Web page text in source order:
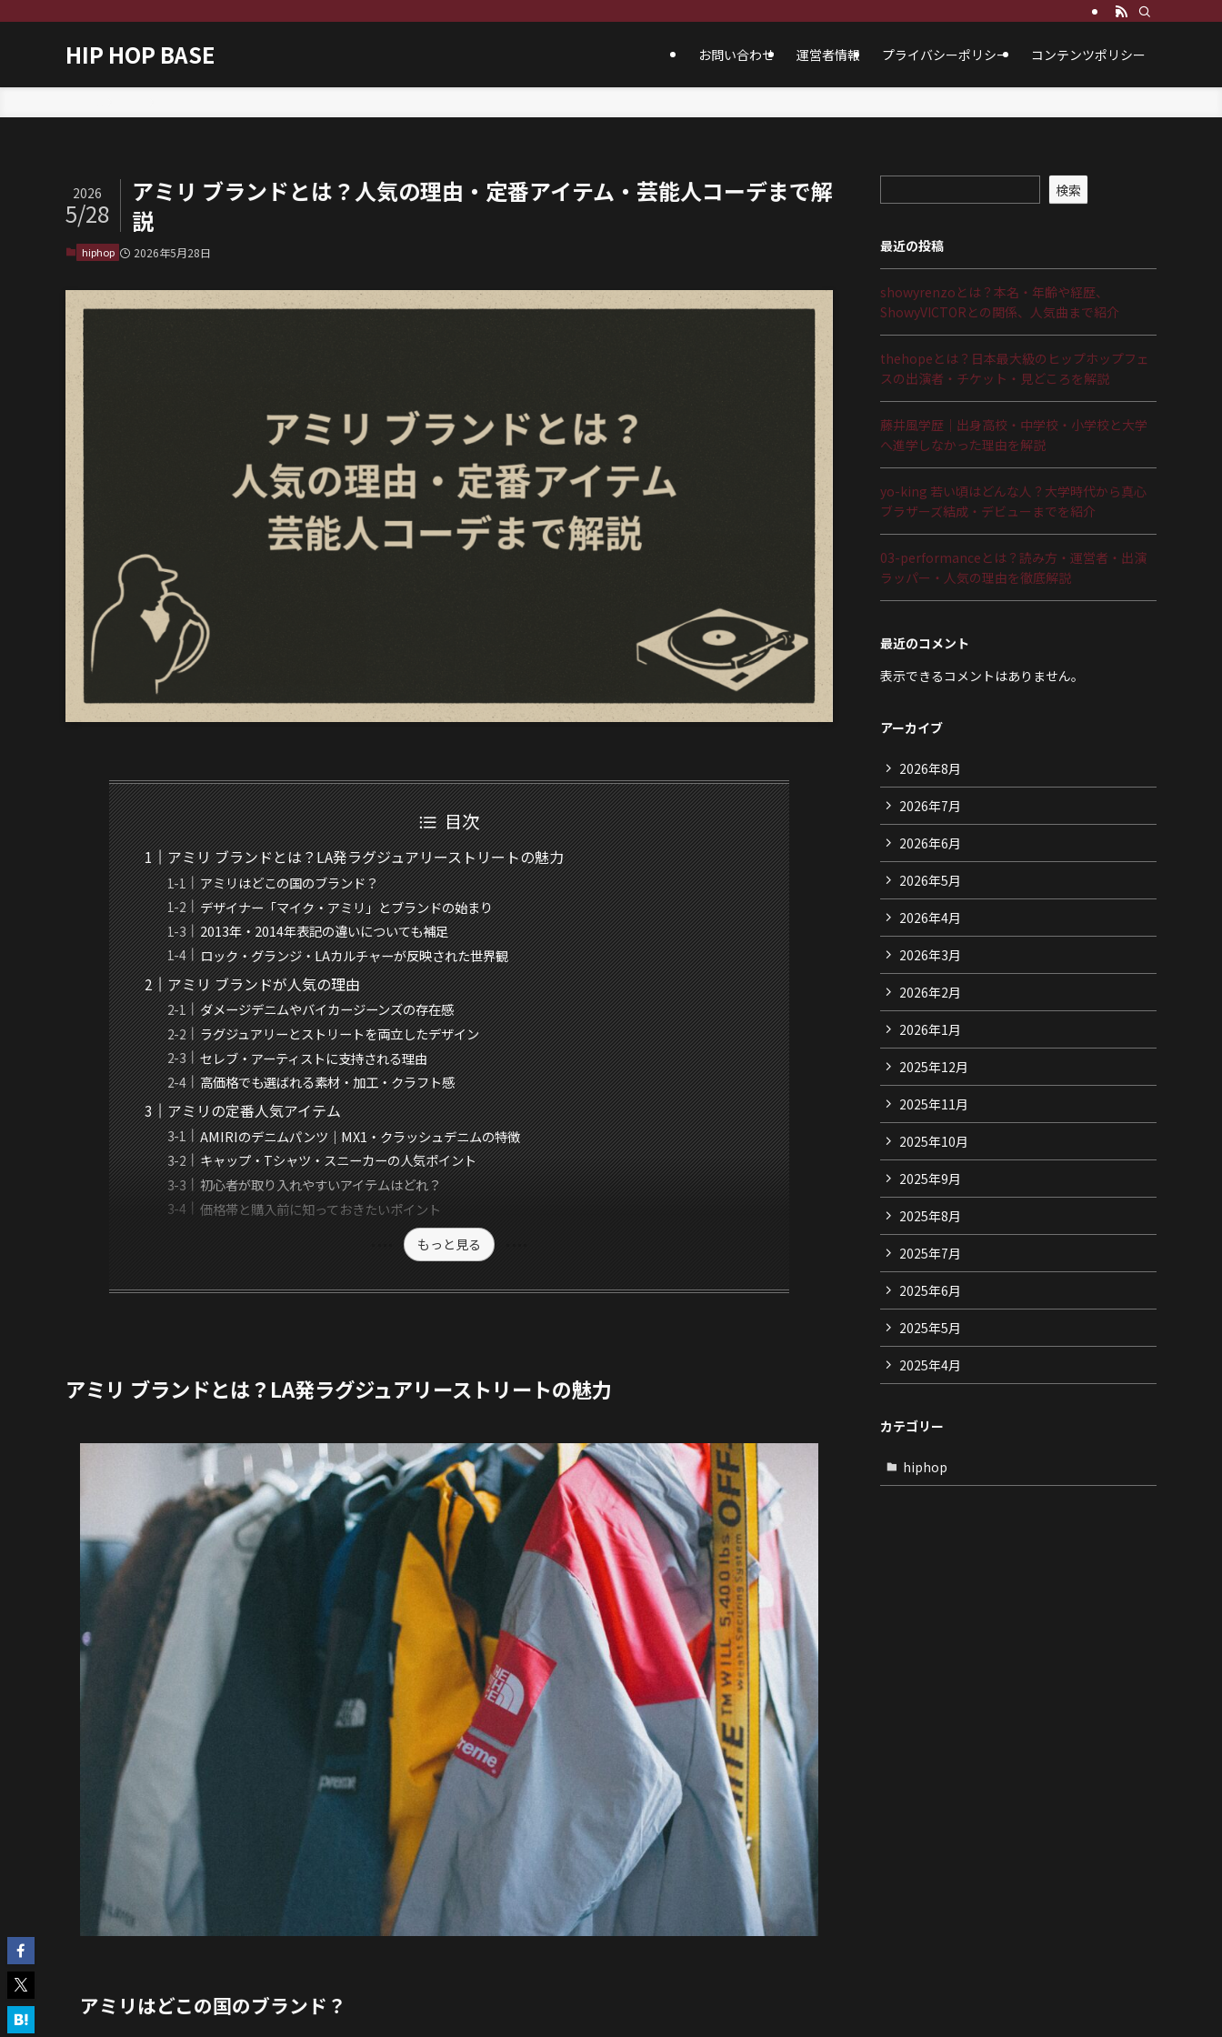
HIP HOP BASE お問い合わせ 運営者情報 プライバシーポリシー コンテンツポリシー
アミリ ブランドとは？人気の理由・定番アイテム・芸能人コーデまで解
説
2026
5/28
hiphop 2026年5月28日
目次
アミリ ブランドとは？LA発ラグジュアリーストリートの魅力
アミリはどこの国のブランド？
デザイナー「マイク・アミリ」とブランドの始まり
2013年・2014年表記の違いについても補足
ロック・グランジ・LAカルチャーが反映された世界観
アミリ ブランドが人気の理由
ダメージデニムやバイカージーンズの存在感
ラグジュアリーとストリートを両立したデザイン
セレブ・アーティストに支持される理由
高価格でも選ばれる素材・加工・クラフト感
アミリの定番人気アイテム
AMIRIのデニムパンツ｜MX1・クラッシュデニムの特徴
キャップ・Tシャツ・スニーカーの人気ポイント
初心者が取り入れやすいアイテムはどれ？
価格帯と購入前に知っておきたいポイント
もっと見る
アミリ ブランドとは？LA発ラグジュアリーストリートの魅力
アミリはどこの国のブランド？
検索
最近の投稿
showyrenzoとは？本名・年齢や経歴、
ShowyVICTORとの関係、人気曲まで紹介
thehopeとは？日本最大級のヒップホップフェ
スの出演者・チケット・見どころを解説
藤井風学歴｜出身高校・中学校・小学校と大学
へ進学しなかった理由を解説
yo-king 若い頃はどんな人？大学時代から真心
ブラザーズ結成・デビューまでを紹介
03-performanceとは？読み方・運営者・出演
ラッパー・人気の理由を徹底解説
最近のコメント
表示できるコメントはありません。
アーカイブ
2026年8月
2026年7月
2026年6月
2026年5月
2026年4月
2026年3月
2026年2月
2026年1月
2025年12月
2025年11月
2025年10月
2025年9月
2025年8月
2025年7月
2025年6月
2025年5月
2025年4月
カテゴリー
hiphop